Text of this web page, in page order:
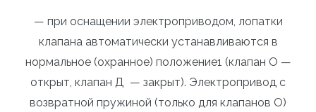
— при оснащении электроприводом, лопатки
клапана автоматически устанавливаются в
нормальное (охранное) положение1 (клапан О —
открыт, клапан Д — закрыт). Электропривод с
возвратной пружиной (только для клапанов О)